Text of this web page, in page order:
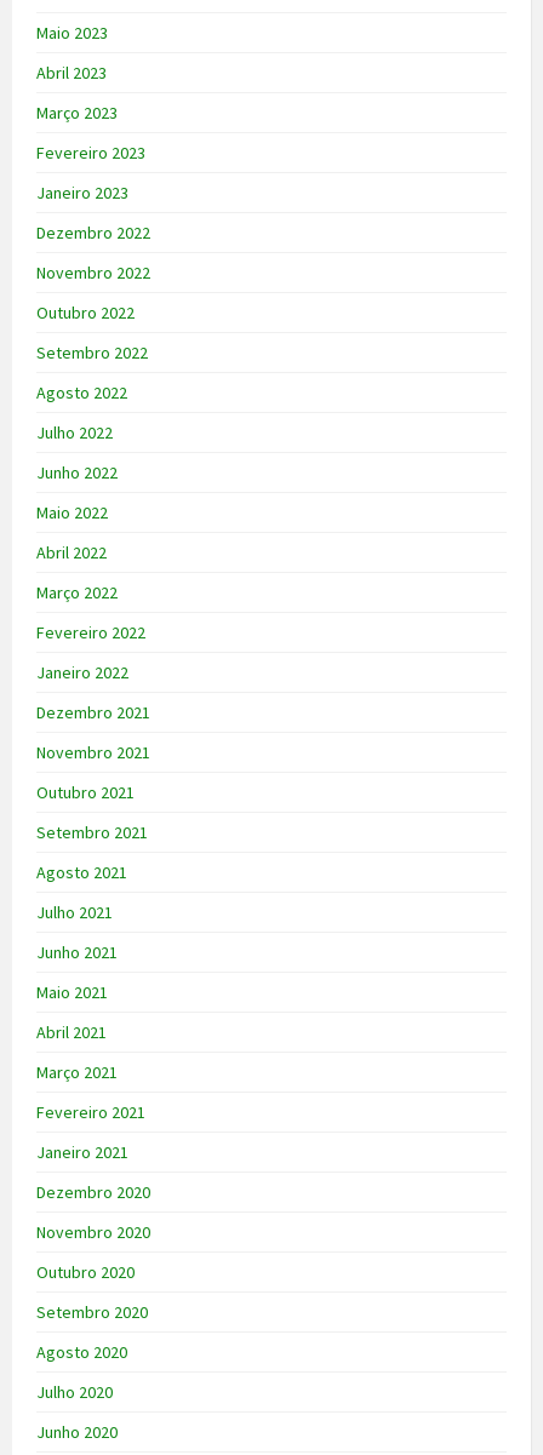
Maio 2023
Abril 2023
Março 2023
Fevereiro 2023
Janeiro 2023
Dezembro 2022
Novembro 2022
Outubro 2022
Setembro 2022
Agosto 2022
Julho 2022
Junho 2022
Maio 2022
Abril 2022
Março 2022
Fevereiro 2022
Janeiro 2022
Dezembro 2021
Novembro 2021
Outubro 2021
Setembro 2021
Agosto 2021
Julho 2021
Junho 2021
Maio 2021
Abril 2021
Março 2021
Fevereiro 2021
Janeiro 2021
Dezembro 2020
Novembro 2020
Outubro 2020
Setembro 2020
Agosto 2020
Julho 2020
Junho 2020